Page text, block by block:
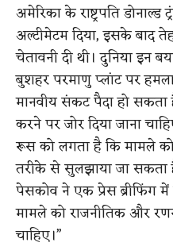
अमेरिका के राष्ट्रपति
अल्टीमेटम दिया, इसके बाद
चेतावनी दी थी। दुनिया इन
बुशहर परमाणु प्लांट पर
मानवीय संकट पैदा हो
करने पर जोर दिया जाना
रूस को लगता है कि मामले
तरीके से सुलझाया जा सकता
पेसकोव ने एक प्रेस ब्रीफिंग में
मामले को राजनीतिक और
चाहिए।”